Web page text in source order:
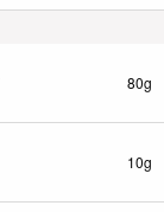
80g
10g